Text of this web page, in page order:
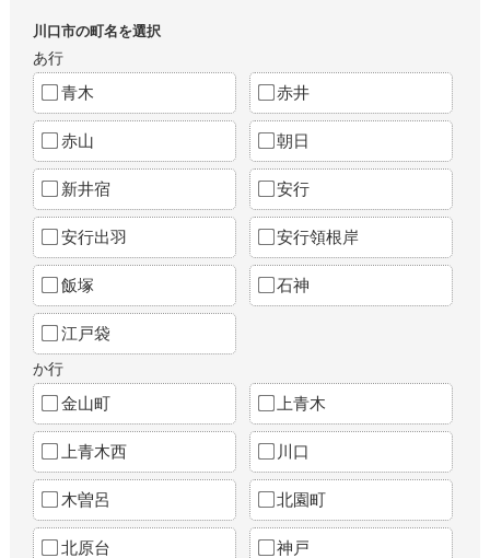
川口市の町名を選択
あ行
青木 赤井
赤山 朝日
新井宿 安行
安行出羽 安行領根岸
飯塚 石神
江戸袋
か行
金山町 上青木
上青木西 川口
木曽呂 北園町
北原台 神戸